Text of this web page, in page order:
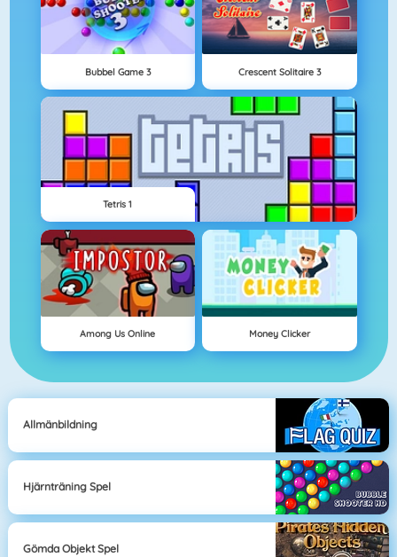
Bubbel Game 3 Crescent Solitaire 3
Tetris 1
Among Us Online Money Clicker
Allmänbildning
Hjärnträning Spel
Gömda Objekt Spel